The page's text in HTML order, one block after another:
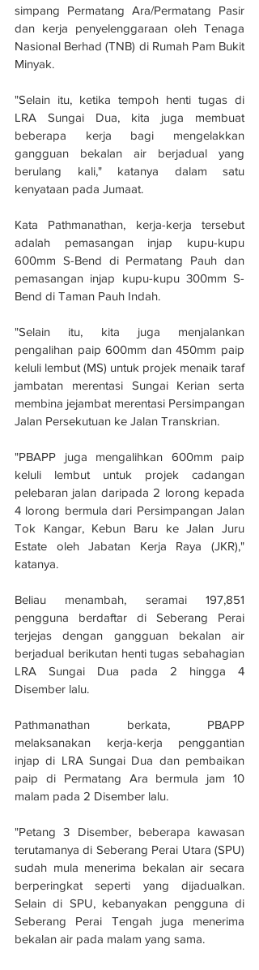
simpang Permatang Ara/Permatang Pasir
dan kerja penyelenggaraan oleh Tenaga
Nasional Berhad (TNB) di Rumah Pam Bukit
Minyak.
"Selain itu, ketika tempoh henti tugas di
LRA Sungai Dua, kita juga membuat
beberapa kerja bagi mengelakkan
gangguan bekalan air berjadual yang
berulang kali," katanya dalam satu
kenyataan pada Jumaat.
Kata Pathmanathan, kerja-kerja tersebut
adalah pemasangan injap kupu-kupu
600mm S-Bend di Permatang Pauh dan
pemasangan injap kupu-kupu 300mm S-
Bend di Taman Pauh Indah.
"Selain itu, kita juga menjalankan
pengalihan paip 600mm dan 450mm paip
keluli lembut (MS) untuk projek menaik taraf
jambatan merentasi Sungai Kerian serta
membina jejambat merentasi Persimpangan
Jalan Persekutuan ke Jalan Transkrian.
"PBAPP juga mengalihkan 600mm paip
keluli lembut untuk projek cadangan
pelebaran jalan daripada 2 lorong kepada
4 lorong bermula dari Persimpangan Jalan
Tok Kangar, Kebun Baru ke Jalan Juru
Estate oleh Jabatan Kerja Raya (JKR),"
katanya.
Beliau menambah, seramai 197,851
pengguna berdaftar di Seberang Perai
terjejas dengan gangguan bekalan air
berjadual berikutan henti tugas sebahagian
LRA Sungai Dua pada 2 hingga 4
Disember lalu.
Pathmanathan berkata, PBAPP
melaksanakan kerja-kerja penggantian
injap di LRA Sungai Dua dan pembaikan
paip di Permatang Ara bermula jam 10
malam pada 2 Disember lalu.
"Petang 3 Disember, beberapa kawasan
terutamanya di Seberang Perai Utara (SPU)
sudah mula menerima bekalan air secara
berperingkat seperti yang dijadualkan.
Selain di SPU, kebanyakan pengguna di
Seberang Perai Tengah juga menerima
bekalan air pada malam yang sama.